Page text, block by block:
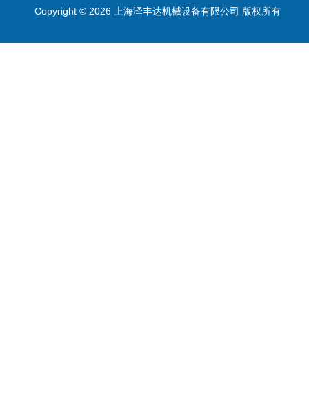
Copyright © 2026 上海泽丰达机械设备有限公司 版权所有